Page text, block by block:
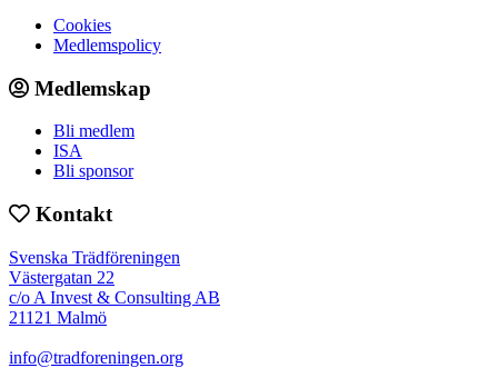
Cookies
Medlemspolicy
Medlemskap
Bli medlem
ISA
Bli sponsor
Kontakt
Svenska Trädföreningen
Västergatan 22
c/o A Invest & Consulting AB
21121 Malmö
info@tradforeningen.org